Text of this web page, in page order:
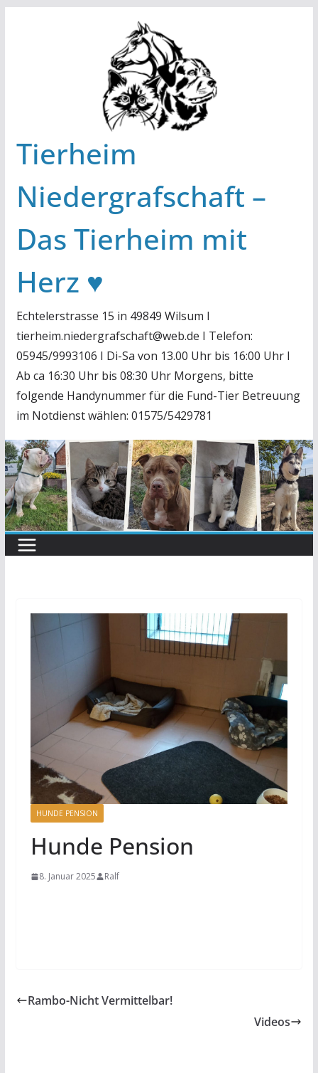
Tierheim
Niedergrafschaft –
Das Tierheim mit
Herz ♥
Echtelerstrasse 15 in 49849 Wilsum I
tierheim.niedergrafschaft@web.de I Telefon:
05945/9993106 I Di-Sa von 13.00 Uhr bis 16:00 Uhr I
Ab ca 16:30 Uhr bis 08:30 Uhr Morgens, bitte
folgende Handynummer für die Fund-Tier Betreuung
im Notdienst wählen: 01575/5429781
HUNDE PENSION
Hunde Pension
8. Januar 2025 Ralf
Rambo-Nicht Vermittelbar!
Videos